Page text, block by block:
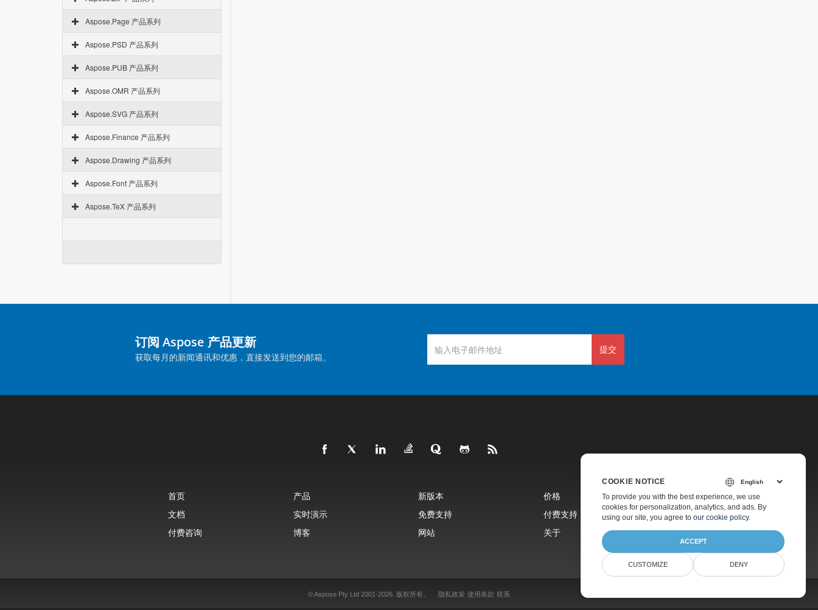
Aspose.Page 产品系列
Aspose.PSD 产品系列
Aspose.PUB 产品系列
Aspose.OMR 产品系列
Aspose.SVG 产品系列
Aspose.Finance 产品系列
Aspose.Drawing 产品系列
Aspose.Font 产品系列
Aspose.TeX 产品系列
订阅 Aspose 产品更新
获取每月的新闻通讯和优惠，直接发送到您的邮箱。
提交
首页 产品 新版本
价格
文档
实时演示 免费支持
付费支持
付费咨询
博客 网站 关于
© Aspose Pty Ltd 2001-2026. 版权所有。 隐私政策 使用条款 联系
COOKIE NOTICE
To provide you with the best experience, we use
cookies for personalization, analytics, and ads. By
using our site, you agree to our cookie policy.
ACCEPT
CUSTOMIZE DENY